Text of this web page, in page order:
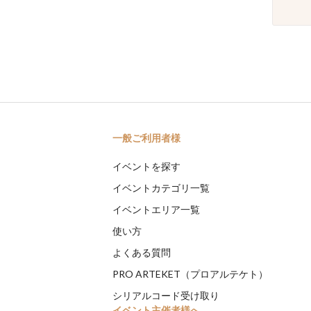
一般ご利用者様
イベントを探す
イベントカテゴリ一覧
イベントエリア一覧
使い方
よくある質問
PRO ARTEKET（プロアルテケト）
シリアルコード受け取り